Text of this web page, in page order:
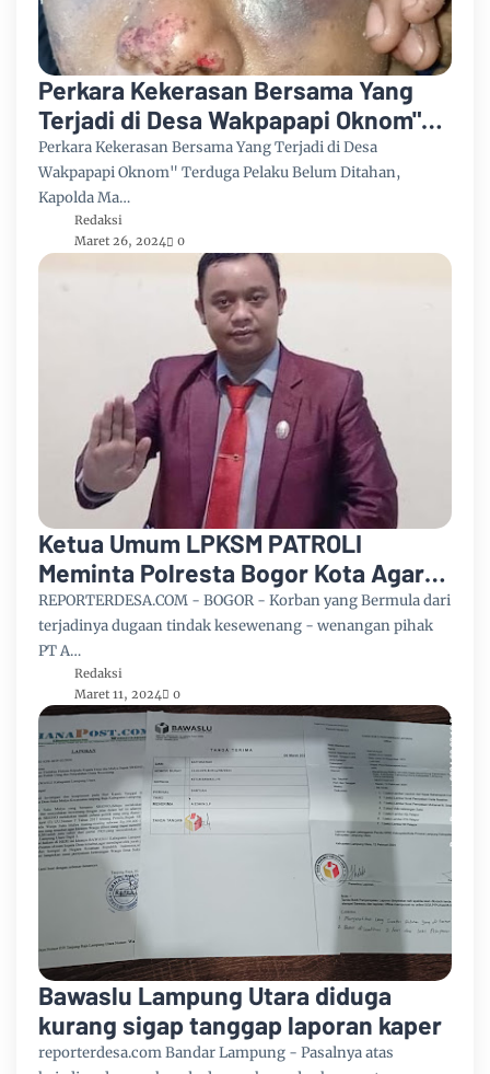
Perkara Kekerasan Bersama Yang
Terjadi di Desa Wakpapapi Oknom"
Terduga Pelaku Belum Ditahan,
Kapolda Maluku Diminta Copot
Kapolsek Babar Timur
Perkara Kekerasan Bersama Yang Terjadi di Desa
Wakpapapi Oknom" Terduga Pelaku Belum Ditahan,
Kapolda Ma…
Redaksi
Maret 26, 2024
0
Ketua Umum LPKSM PATROLI
Meminta Polresta Bogor Kota Agar
Segera Tangkap Dan Proses Pihak
PT. ALFITO ANUGRAH JAYA
REPORTERDESA.COM - BOGOR - Korban yang Bermula dari
terjadinya dugaan tindak kesewenang - wenangan pihak
PT A…
Redaksi
Maret 11, 2024
0
Bawaslu Lampung Utara diduga
kurang sigap tanggap laporan kaper
reporterdesa.com Bandar Lampung - Pasalnya atas